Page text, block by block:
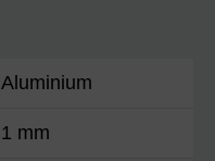
Aluminium
1 mm